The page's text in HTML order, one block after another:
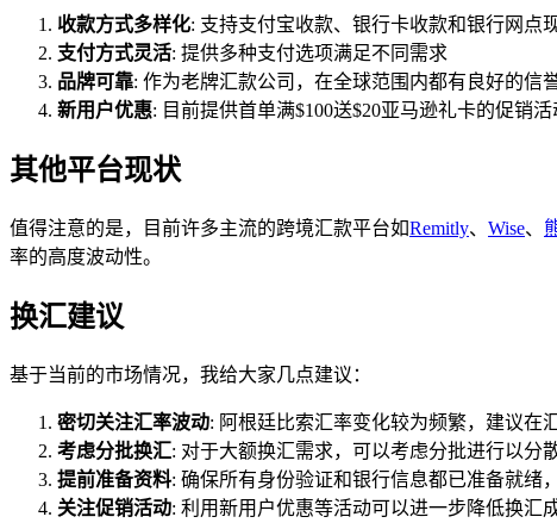
收款方式多样化: 支持支付宝收款、银行卡收款和银行网点
支付方式灵活: 提供多种支付选项满足不同需求
品牌可靠: 作为老牌汇款公司，在全球范围内都有良好的信
新用户优惠: 目前提供首单满$100送$20亚马逊礼卡的促销活
其他平台现状
值得注意的是，目前许多主流的跨境汇款平台如Remitly、 Wise、
率的高度波动性。
换汇建议
基于当前的市场情况，我给大家几点建议：
密切关注汇率波动: 阿根廷比索汇率变化较为频繁，建议在
考虑分批换汇: 对于大额换汇需求，可以考虑分批进行以分
提前准备资料: 确保所有身份验证和银行信息都已准备就绪
关注促销活动: 利用新用户优惠等活动可以进一步降低换汇